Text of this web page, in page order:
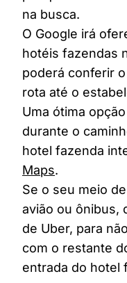
na busca.
O Google irá
hotéis fazendas
poderá conferir
rota até o
Uma ótima
durante o
hotel fazenda
Maps.
Se o seu meio
avião ou ônibus,
de Uber, para
com o restante
entrada do hotel